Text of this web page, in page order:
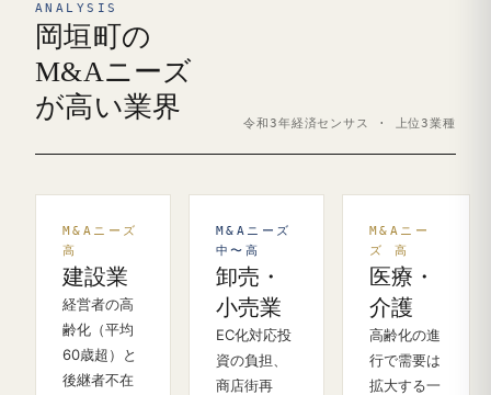
ANALYSIS
岡垣町の
M&Aニーズ
が高い業界
令和3年経済センサス · 上位3業種
M&Aニーズ
高
建設業
経営者の高
齢化（平均
60歳超）と
後継者不在
M&Aニーズ
中〜高
卸売・
小売業
EC化対応投
資の負担、
商店街再
M&Aニー
ズ 高
医療・
介護
高齢化の進
行で需要は
拡大する一